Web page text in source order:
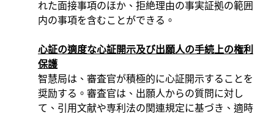
れた面接事項のほか、拒絶理由の事実証拠の範囲
内の事項を含むことができる。
心証の適度な心証開示及び出願人の手続上の権利
保護
智慧局は、審査官が積極的に心証開示することを
奨励する。審査官は、出願人からの質問に対し
て、引用文献や専利法の関連規定に基づき、適時